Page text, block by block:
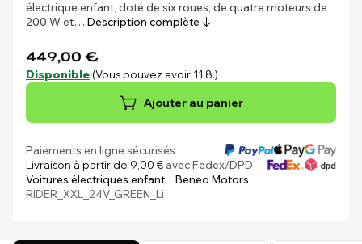
électrique enfant, doté de six roues, de quatre moteurs de
200 W et… Description complète
449,00 €
Disponible (Vous pouvez avoir 11.8.)
Ajouter au panier
Paiements en ligne sécurisés
Livraison à partir de 9,00 €avec Fedex/DPD
Voitures électriques enfant
Beneo Motors
RIDER_XXL_24V_GREEN_Li